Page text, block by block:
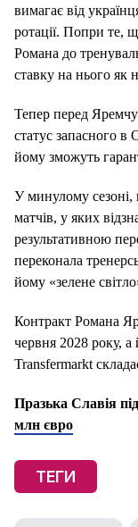
вимагає від
ротації. Попри те,
Романа до
ставку на нього як
Тепер перед
статус запасного в
йому зможуть
У минулому сезоні,
матчів, у яких
результативною
переконала
йому «зелене
Контракт Романа
червня 2028 року, а
Transfermarkt
Празька Славія
млн євро
ТЕГИ